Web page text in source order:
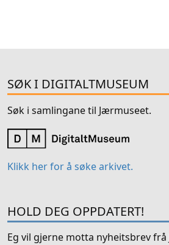
SØK I DIGITALTMUSEUM
Søk i samlingane til Jærmuseet.
Klikk her for å søke arkivet.
HOLD DEG OPPDATERT!
Eg vil gjerne motta nyheitsbrev